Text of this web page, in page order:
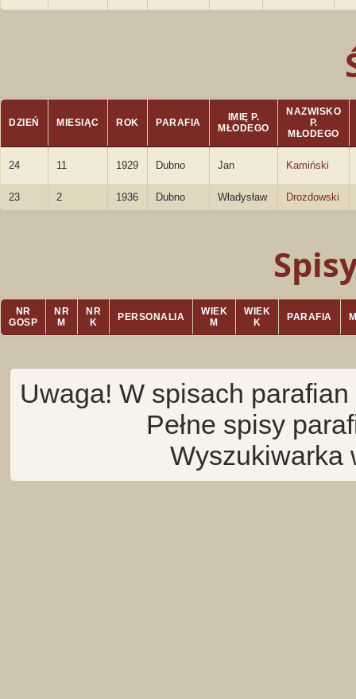
DZIEŃ MIESIĄC ROK PARAFIA
IMIĘ P.
MŁODEGO
NAZWISKO
P.
MŁODEGO
24 11 1929 Dubno Jan Kamiński
23 2 1936 Dubno Władysław Drozdowski
NR
GOSP
NR
M
NR
K
PERSONALIA
WIEK
M
WIEK
K
PARAFIA
Uwaga! W spisach
Pełne spisy
Wyszukiwarka